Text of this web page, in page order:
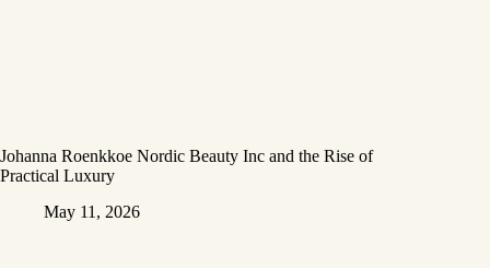
Johanna Roenkkoe Nordic Beauty Inc and the Rise of
Practical Luxury
May 11, 2026